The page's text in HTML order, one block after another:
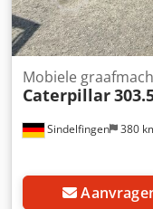
Sindelfingen 380
Mobiele
Caterpillar